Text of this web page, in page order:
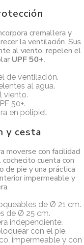
cremallera y
la ventilación. Sus
al viento, repelen el
UPF 50+.
de ventilación.
al agua.
viento.
50+.
en polipiel.
y cesta
moverse con facilidad
cuenta con
de pie y una práctica
impermeable y
de Ø 21 cm.
de Ø 25 cm.
independiente.
con el pie.
impermeable y con